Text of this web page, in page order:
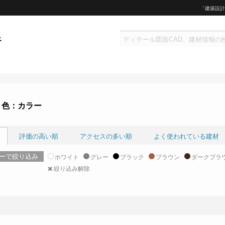
「建築設
：カラー
評価の高い順 アクセスの多い順 よく使われている建材
で絞り込み ホワイト グレー ブラック ブラウン
ダークブラ
絞り込み解除